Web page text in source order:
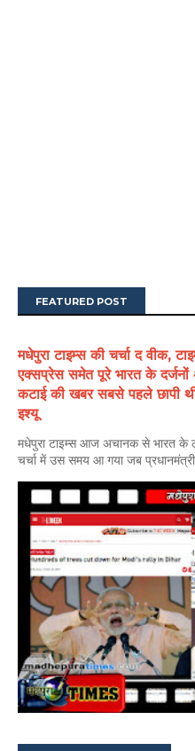
FEATURED POST
मधेपुरा टाइम्स की चर्चा द वीक,
एक्सप्रेस समेत पूरे भारत के दर्जनों
कटाई की खबर सबसे पहले छापी
इश्यू
मधेपुरा टाइम्स आज अचानक से भारत के
चर्चा में उस समय आ गया जब प्रधानमंत्री